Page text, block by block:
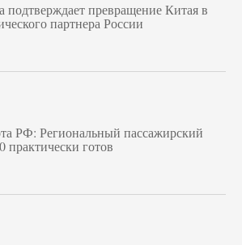
подтверждает превращение Китая в
партнера России
РФ: Региональный пассажирский
практически готов